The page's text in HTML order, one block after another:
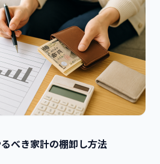
べき家計の棚卸し方法